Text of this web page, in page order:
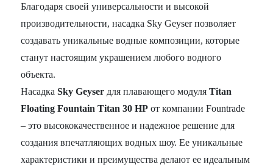
Благодаря своей универсальности и высокой
производительности, насадка Sky Geyser позволяет
создавать уникальные водные композиции, которые
станут настоящим украшением любого водного
объекта.
НасадкаSky Geyser для плавающего модуляTitan
Floating Fountain Titan 30 HP от компании Fountrade
– это высококачественное и надежное решение для
создания впечатляющих водных шоу. Ее уникальные
характеристики и преимущества делают ее идеальным